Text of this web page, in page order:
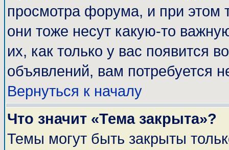
просмотра форума, и при этом
они тоже несут какую-то
их, как только у вас появится
объявлений, вам потребуется
Вернуться к началу
Что значит «Тема закрыта»?
Темы могут быть закрыты